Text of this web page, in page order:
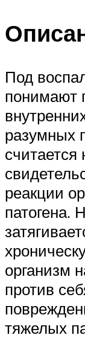
Под
понимают
разумных
реакции
патогена.
организм
против
тяжелых